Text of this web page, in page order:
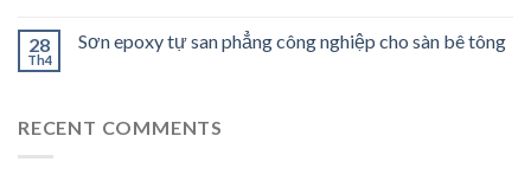
28
Th4
Sơn epoxy tự san phẳng công nghiệp cho sàn bê tông
RECENT COMMENTS